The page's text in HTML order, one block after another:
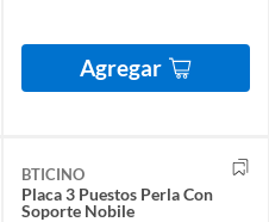
Agregar
BTICINO
Placa 3 Puestos Perla Con
Soporte Nobile